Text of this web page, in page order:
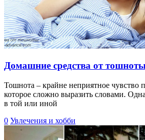
Домашние средства от
Тошнота – крайне неприятное чувство
которое сложно выразить словами.
в той или иной
0 Увлечения и хобби